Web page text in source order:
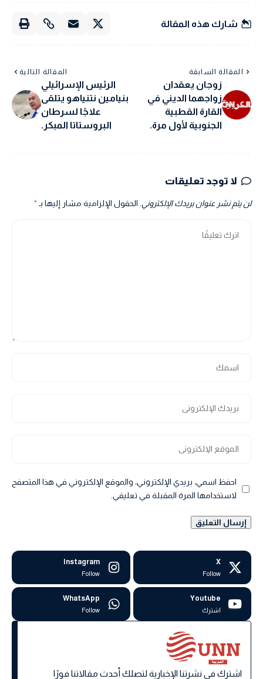
شارك هذه المقالة
المقالة السابقة
زوجان يعقدان
زواجهما الديني في
القارة القطبية
الجنوبية لأول مرة.
المقالة التالية
الرئيس الإسرائيلي
بنيامين نتنياهو يتلقى
علاجًا لسرطان
البروستاتا المبكر.
لا توجد تعليقات
لن يتم نشر عنوان بريدك الإلكتروني. الحقول الإلزامية مشار إليها بـ*
احفظ اسمي، بريدي الإلكتروني، والموقع الإلكتروني في هذا المتصفح
لاستخدامها المرة المقبلة في تعليقي.
X
Follow
Instagram
Follow
Youtube
اشترك
WhatsApp
Follow
اشترك في نشرتنا الإخبارية لتصلك أحدث مقالاتنا فورًا